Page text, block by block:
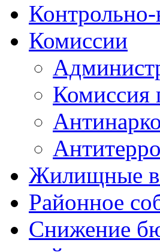
Контрольно-
Комиссии
Комиссия
Жилищные
Районное
Снижение